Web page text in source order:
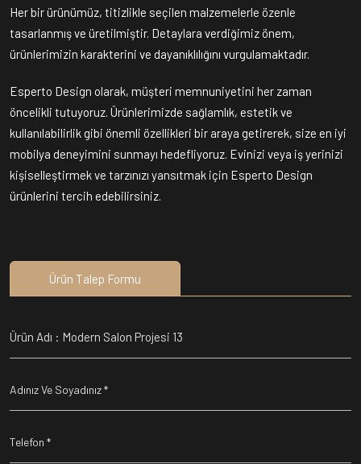
Her bir ürünümüz, titizlikle seçilen malzemelerle özenle
tasarlanmış ve üretilmiştir. Detaylara verdiğimiz önem,
ürünlerimizin karakterini ve dayanıklılığını vurgulamaktadır.
Esperto Design olarak, müşteri memnuniyetini her zaman
öncelikli tutuyoruz. Ürünlerimizde sağlamlık, estetik ve
kullanılabilirlik gibi önemli özellikleri bir araya getirerek, size en iyi
mobilya deneyimini sunmayı hedefliyoruz. Evinizi veya iş yerinizi
kişiselleştirmek ve tarzınızı yansıtmak için Esperto Design
ürünlerini tercih edebilirsiniz.
Ürün Talep Formu